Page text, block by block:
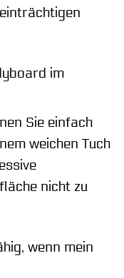
im
Sie einfach
weichen Tuch
nicht zu
wenn mein